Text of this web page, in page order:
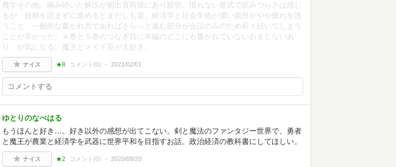
農学その他、噛み砕いた解説が初出頁前後にあり親切。慣れない形式で読みづらさは感じ
るが、役柄を読まずに進めるとまだしも楽。経済学と社会学色が濃い箇所がやや疲れを誘
うこと、一般的な書かれ方であればさらっと進む部分が会話のみのため長々続いてしまう
ことが辛かった。４巻と５巻のつなぎ目に本編のどこにも書かれていないおまじないあ
り、が気になる。魔王とメイド長が大好き。
ナイス ★8 コメント(0) 2021/02/01
ゆとりのなべはる
もうほんと好き…。好き以外の感想が出てこない。剣と魔法のファンタジー世界で、勇者
と魔王が農業と経済学を武器に世界平和を目指すお話。政治経済の教科書にしてほしい。
ナイス ★2 コメント(0) 2020/09/20